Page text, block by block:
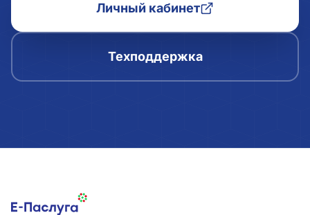
Личный кабинет
Техподдержка